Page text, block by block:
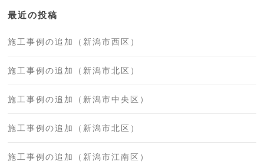
最近の投稿
施工事例の追加（新潟市西区）
施工事例の追加（新潟市北区）
施工事例の追加（新潟市中央区）
施工事例の追加（新潟市北区）
施工事例の追加（新潟市江南区）